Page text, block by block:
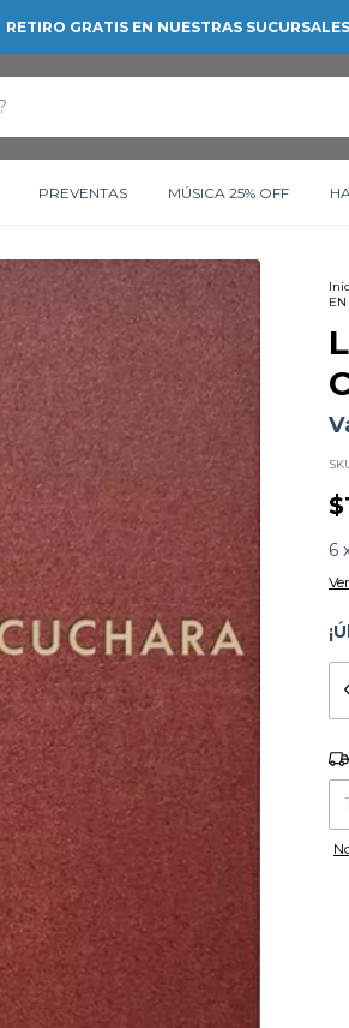
RETIRO GRATIS EN NUESTRAS SUCURSALES
PREVENTAS MÚSICA 25% OFF
6